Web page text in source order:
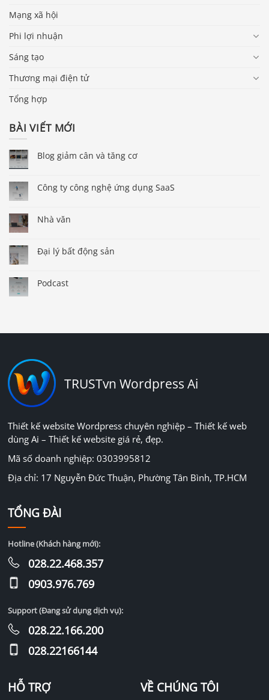
Mạng xã hội
Phi lợi nhuận
Sáng tạo
Thương mại điện tử
Tổng hợp
BÀI VIẾT MỚI
Blog giảm cân và tăng cơ
Công ty công nghệ ứng dụng SaaS
Nhà văn
Đại lý bất động sản
Podcast
TRUSTvn Wordpress Ai
Thiết kế website Wordpress chuyên nghiệp – Thiết kế web
dùng Ai – Thiết kế website giá rẻ, đẹp.
Mã số doanh nghiệp: 0303995812
Địa chỉ: 17 Nguyễn Đức Thuận, Phường Tân Bình, TP.HCM
HỖ TRỢ VỀ CHÚNG TÔI
TỔNG ĐÀI
Hotline (Khách hàng mới):
028.22.468.357
0903.976.769
Support (Đang sử dụng dịch vụ):
028.22.166.200
028.22166144